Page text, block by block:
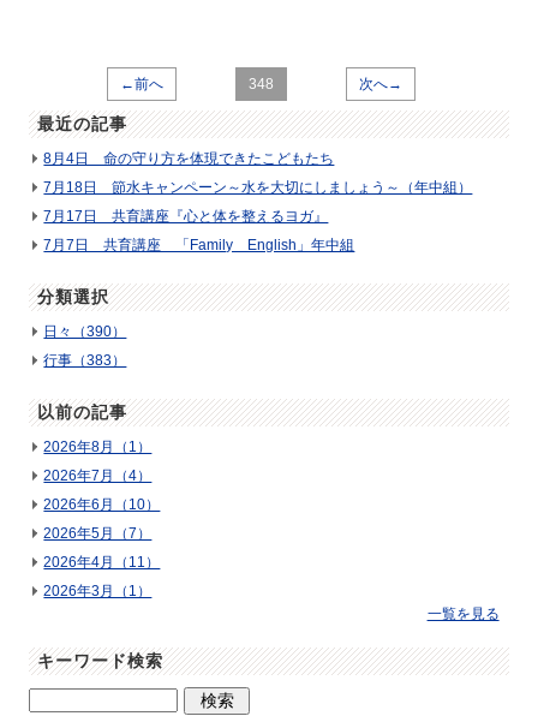
←前へ 348 次へ→
最近の記事
8月4日 命の守り方を体現できたこどもたち
7月18日 節水キャンペーン～水を大切にしましょう～（年中組）
7月17日 共育講座『心と体を整えるヨガ』
7月7日 共育講座 「Family English」年中組
分類選択
日々（390）
行事（383）
以前の記事
2026年8月（1）
2026年7月（4）
2026年6月（10）
2026年5月（7）
2026年4月（11）
2026年3月（1）
一覧を見る
キーワード検索